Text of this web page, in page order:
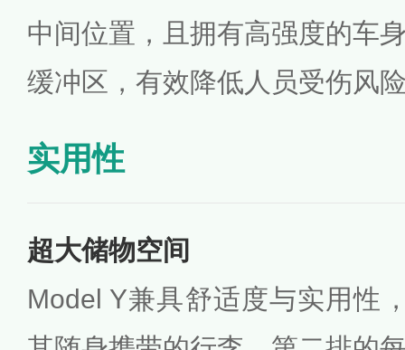
中间位置，且拥有高强度的车
缓冲区，有效降低人员受伤风
实用性
超大储物空间
Model Y兼具舒适度与实用性